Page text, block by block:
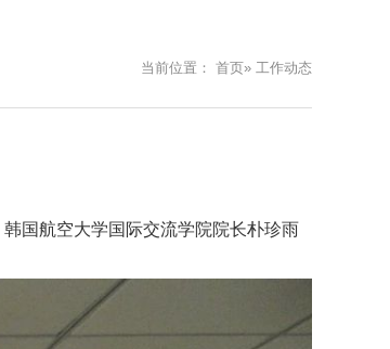
当前位置： 首页» 工作动态
国航空大学国际交流学院院长朴珍雨